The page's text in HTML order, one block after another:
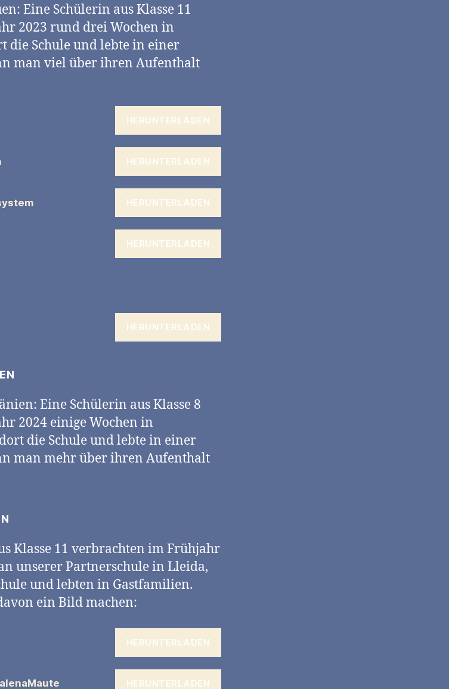
Eine Schülerin aus Klasse 11
2023 rund drei Wochen in
die Schule und lebte in einer
man viel über ihren Aufenthalt
HERUNTERLADEN
HERUNTERLADEN
HERUNTERLADEN
HERUNTERLADEN
HERUNTERLADEN
Eine Schülerin aus Klasse 8
2024 einige Wochen in
die Schule und lebte in einer
man mehr über ihren Aufenthalt
Klasse 11 verbrachten im Frühjahr
unserer Partnerschule in Lleida,
und lebten in Gastfamilien.
ein Bild machen:
HERUNTERLADEN
HERUNTERLADEN